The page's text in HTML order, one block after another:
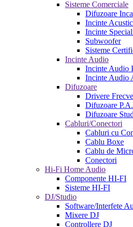
Sisteme Comerciale
Difuzoare
Incinte
Incinte
Subwoofer
Sisteme
Incinte Audio
Incinte Audio
Incinte Audio
Difuzoare
Drivere
Difuzoare P.A.
Difuzoare
Cabluri/Conectori
Cabluri cu
Cablu Boxe
Cablu de
Conectori
Hi-Fi Home Audio
Componente HI-FI
Sisteme HI-FI
DJ/Studio
Software/Interfete
Mixere DJ
Controllere DJ